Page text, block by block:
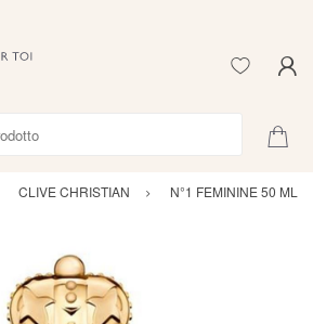
CLIVE CHRISTIAN N°1 FEMININE 50 ML